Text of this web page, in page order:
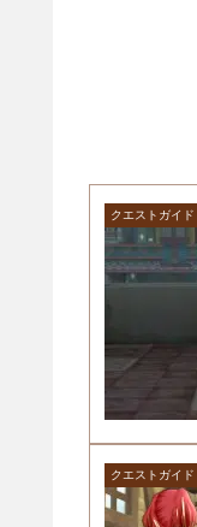
クエストガイド
クエストガイド